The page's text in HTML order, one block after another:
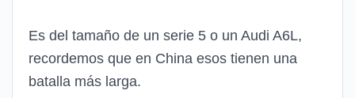
Es del tamaño de un serie 5 o un Audi A6L,
recordemos que en China esos tienen una
batalla más larga.